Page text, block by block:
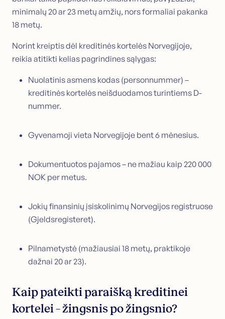
minimalų 20 ar 23 metų amžių, nors formaliai pakanka
18 metų.
Norint kreiptis dėl kreditinės kortelės Norvegijoje,
reikia atitikti kelias pagrindines sąlygas:
Nuolatinis asmens kodas (personnummer) –
kreditinės kortelės neišduodamos turintiems D-
nummer.
Gyvenamoji vieta Norvegijoje bent 6 mėnesius.
Dokumentuotos pajamos – ne mažiau kaip 220 000
NOK per metus.
Jokių finansinių įsiskolinimų Norvegijos registruose
(Gjeldsregisteret).
Pilnametystė (mažiausiai 18 metų, praktikoje
dažnai 20 ar 23).
Kaip pateikti paraišką kreditinei
kortelei – žingsnis po žingsnio?